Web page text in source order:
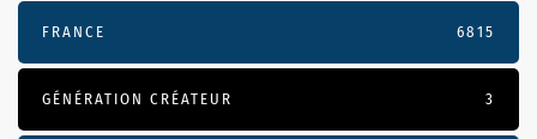
FRANCE 6815
GÉNÉRATION CRÉATEUR 3